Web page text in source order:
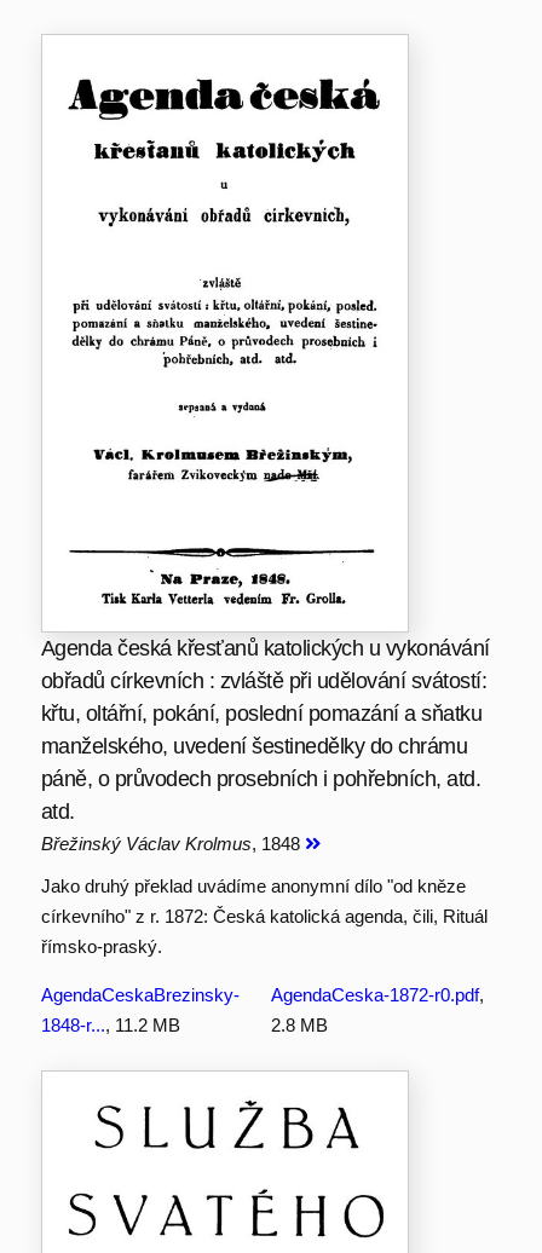
Agenda česká křesťanů katolických u vykonávání
obřadů církevních : zvláště při udělování svátostí:
křtu, oltářní, pokání, poslední pomazání a sňatku
manželského, uvedení šestinedělky do chrámu
páně, o průvodech prosebních i pohřebních, atd.
atd.
Břežinský Václav Krolmus, 1848
Jako druhý překlad uvádíme anonymní dílo "od kněze
církevního" z r. 1872: Česká katolická agenda, čili, Rituál
římsko-praský.
AgendaCeskaBrezinsky-
1848-r..., 11.2 MB
AgendaCeska-1872-r0.pdf,
2.8 MB